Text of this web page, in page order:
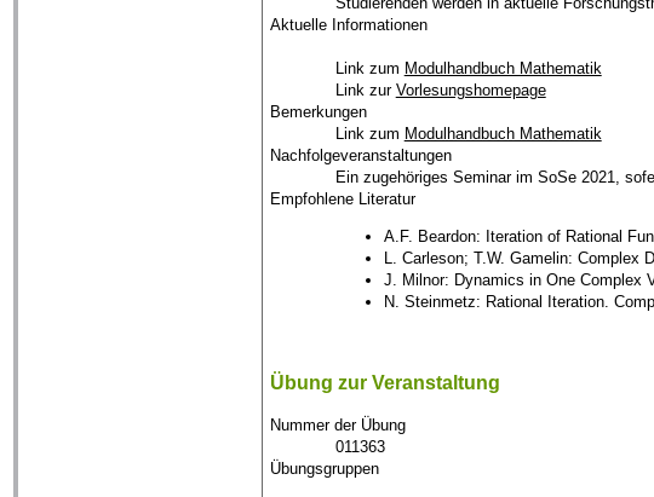
Aktuelle Informationen
Link zum Modulhandbuch Mathematik
Link zur Vorlesungshomepage
Bemerkungen
Link zum Modulhandbuch Mathematik
Nachfolgeveranstaltungen
Ein zugehöriges Seminar im SoSe 2021,
Empfohlene Literatur
A.F. Beardon: Iteration of Rational
L. Carleson; T.W. Gamelin: Complex
J. Milnor: Dynamics in One Complex
N. Steinmetz: Rational Iteration.
Übung zur Veranstaltung
Nummer der Übung
011363
Übungsgruppen